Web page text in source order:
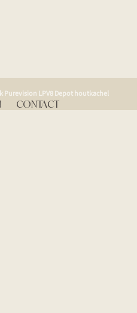
CONTACT
Purevision LPV8 Depot houtkachel